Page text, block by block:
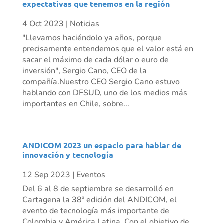
expectativas que tenemos en la región
4 Oct 2023 | Noticias
"Llevamos haciéndolo ya años, porque
precisamente entendemos que el valor está en
sacar el máximo de cada dólar o euro de
inversión", Sergio Cano, CEO de la
compañía.Nuestro CEO Sergio Cano estuvo
hablando con DFSUD, uno de los medios más
importantes en Chile, sobre...
ANDICOM 2023 un espacio para hablar de
innovación y tecnología
12 Sep 2023 | Eventos
Del 6 al 8 de septiembre se desarrolló en
Cartagena la 38ª edición del ANDICOM, el
evento de tecnología más importante de